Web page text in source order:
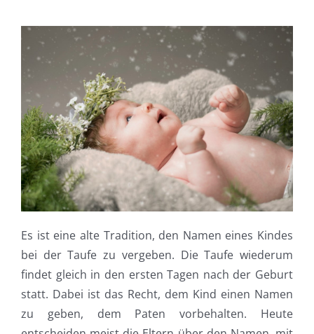
Es ist eine alte Tradition, den Namen eines Kindes
bei der Taufe zu vergeben. Die Taufe wiederum
findet gleich in den ersten Tagen nach der Geburt
statt. Dabei ist das Recht, dem Kind einen Namen
zu geben, dem Paten vorbehalten. Heute